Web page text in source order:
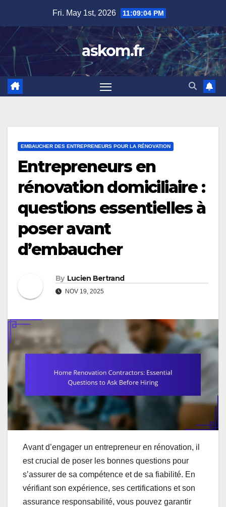
content
Fri. May 1st, 2026 11:09:05 PM
askom.fr
EMBAUCHER DES ENTREPRENEURS POUR LA RÉNOVATION
Entrepreneurs en
rénovation domiciliaire :
questions essentielles à
poser avant
d’embaucher
By Lucien Bertrand
NOV 19, 2025
Avant d’engager un entrepreneur en rénovation, il
est crucial de poser les bonnes questions pour
s’assurer de sa compétence et de sa fiabilité. En
vérifiant son expérience, ses certifications et son
assurance responsabilité, vous pouvez garantir